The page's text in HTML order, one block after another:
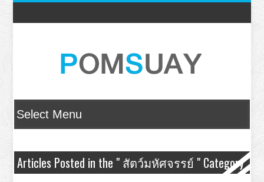
Articles Posted in the " สัตว์มหัศจรรย์ " Category